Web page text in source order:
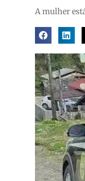
A mulher